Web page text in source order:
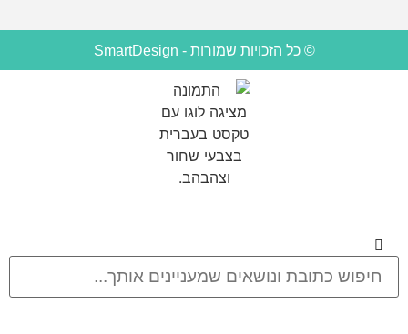
© כל הזכויות שמורות - SmartDesign